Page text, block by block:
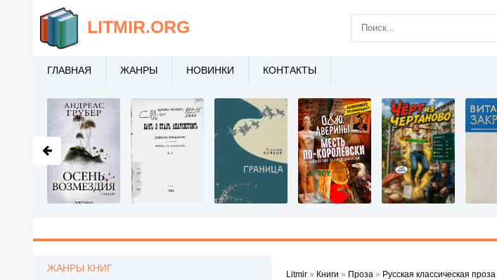
Litmir » Книги » Проза » Русская классическая проза
ЖАНРЫ КНИГ
LITMIR.ORG
ГЛАВНАЯ ЖАНРЫ НОВИНКИ КОНТАКТЫ